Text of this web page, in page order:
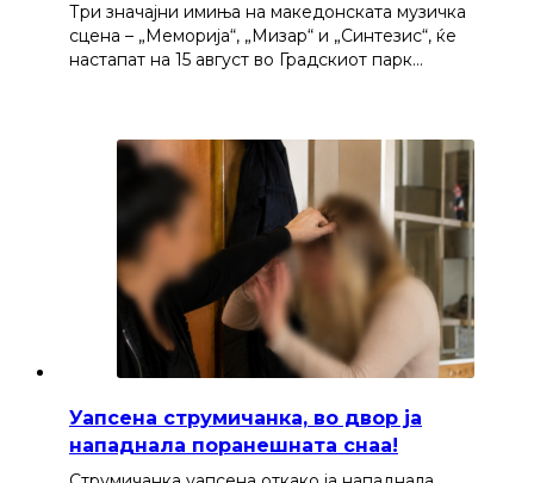
Три значајни имиња на македонската музичка
сцена – „Меморија“, „Мизар“ и „Синтезис“, ќе
настапат на 15 август во Градскиот парк…
Уапсена струмичанка, во двор ја
нападнала поранешната снаа!